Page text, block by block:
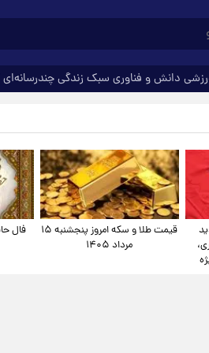
دانش و فناوری سبک زندگیچندرسانه‌ای
قیمت طلا و سکه امروز پنجشنبه ۱۵
مرداد ۱۴۰۵